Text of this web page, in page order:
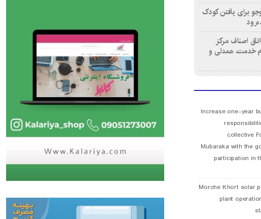
برای یافتن کودک
اصناف مرکز
خدمت، همدلی و
Increase one-year
collective
Mubaraka with the
participation in
Morche Khort solar
plant